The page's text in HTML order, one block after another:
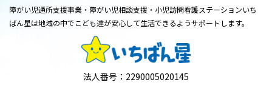
障がい児通所支援事業・障がい児相談支援・小児訪問看護ステーション​​​​​​​いち
ばん星は地域の中でこども達が安心して生活できるようサポートします。
法人番号：2290005020145